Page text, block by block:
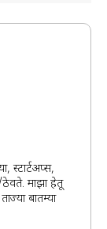
स्टार्टअप्स,
ठेवते. माझा हेतू
बातम्या